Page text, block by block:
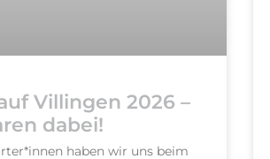
Villingen 2026 –
dabei!
haben wir uns beim